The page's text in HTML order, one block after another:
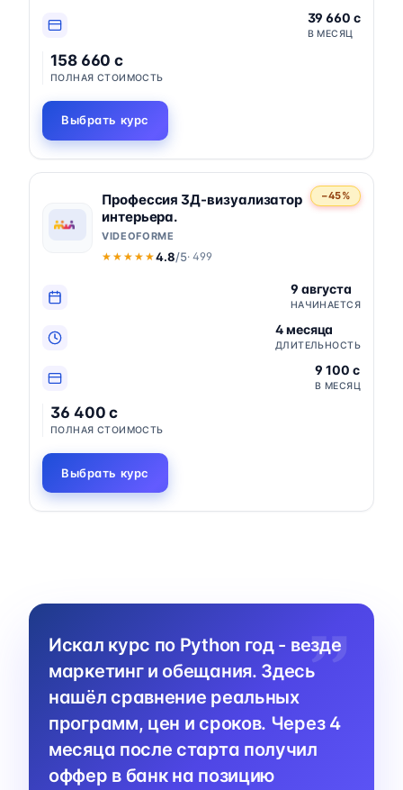
39 660 c
В МЕСЯЦ
158 660 c
ПОЛНАЯ СТОИМОСТЬ
Выбрать курс
−45%
Профессия 3Д-визуализатор
интерьера.
VIDEOFORME
★★★★★
★★★★★4.8/5· 499
9 августа
НАЧИНАЕТСЯ
4 месяца
ДЛИТЕЛЬНОСТЬ
9 100 c
В МЕСЯЦ
36 400 c
ПОЛНАЯ СТОИМОСТЬ
Выбрать курс
Искал курс по Python год - везде
маркетинг и обещания. Здесь
нашёл сравнение реальных
программ, цен и сроков. Через 4
месяца после старта получил
оффер в банк на позицию